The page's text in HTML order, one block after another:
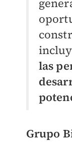
las
Grupo